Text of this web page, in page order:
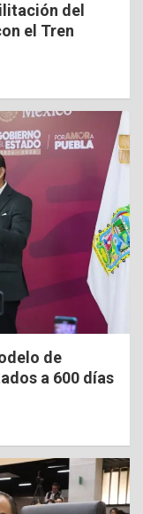
del
el Tren
de
a 600 días